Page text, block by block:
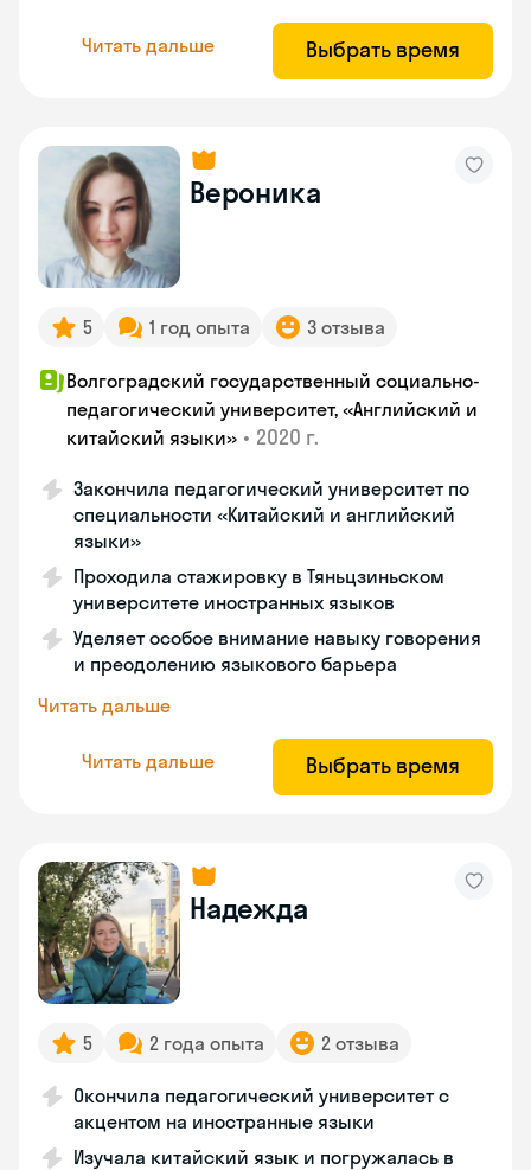
Читать дальше Выбрать время
Вероника
5 1 год опыта 3 отзыва
Волгоградский государственный социально-
педагогический университет, «Английский и
китайский языки» • 2020 г.
Закончила педагогический университет по
специальности «Китайский и английский
языки»
Проходила стажировку в Тяньцзиньском
университете иностранных языков
Уделяет особое внимание навыку говорения
и преодолению языкового барьера
Читать дальше
Читать дальше Выбрать время
Надежда
5 2 года опыта 2 отзыва
Окончила педагогический университет с
акцентом на иностранные языки
Изучала китайский язык и погружалась в